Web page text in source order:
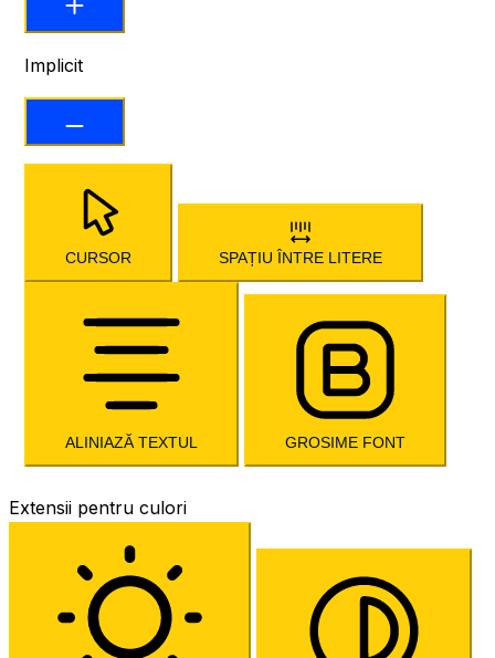
Implicit
CURSOR SPAȚIU ÎNTRE LITERE
ALINIAZĂ TEXTUL GROSIME FONT
Extensii pentru culori